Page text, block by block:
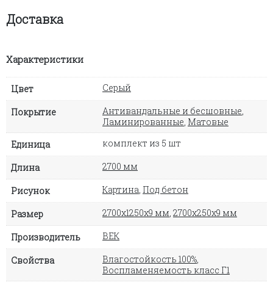
Доставка
Характеристики
Цвет Серый
Покрытие Антивандальные и бесшовные,
Ламинированные, Матовые
Единица
комплект из 5 шт
Длина 2700 мм
Рисунок Картина, Под бетон
Размер 2700х1250х9 мм, 2700х250х9 мм
Производитель ВЕК
Свойства Влагостойкость 100%,
Воспламеняемость класс Г1